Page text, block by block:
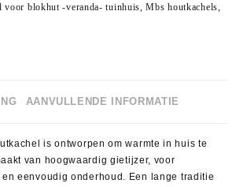
voor blokhut -veranda- tuinhuis ,Mbs houtkachels
AANVULLENDE INFORMATIE
is ontworpen om warmte in huis te
van hoogwaardig gietijzer, voor
eenvoudig onderhoud. Een lange traditie